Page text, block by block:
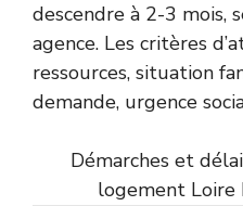
descendre à 2-3 mois,
agence. Les critères
ressources, situation
demande, urgence
Démarches et
logement